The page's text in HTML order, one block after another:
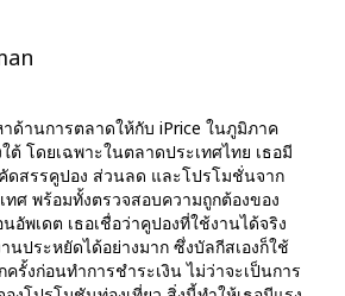
ด้านการตลาดให้กับ iPrice ในภูมิภาค
ต้ โดยเฉพาะในตลาดประเทศไทย เธอมี
ดสรรคูปอง ส่วนลด และโปรโมชั่นจาก
ศ พร้อมทั้งตรวจสอบความถูกต้องของ
อัพเดต เธอเชื่อว่าคูปองที่ใช้งานได้จริง
นประหยัดได้อย่างมาก ซึ่งบัลกีสเองก็ใช้
รั้งก่อนทำการชำระเงิน ไม่ว่าจะเป็นการ